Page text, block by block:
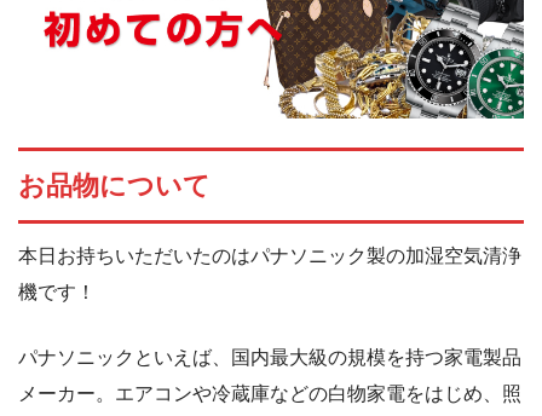
お品物について
本日お持ちいただいたのはパナソニック製の加湿空気清浄
機です！
パナソニックといえば、国内最大級の規模を持つ家電製品
メーカー。エアコンや冷蔵庫などの白物家電をはじめ、照